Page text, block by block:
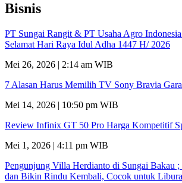
Bisnis
PT Sungai Rangit & PT Usaha Agro
Selamat Hari Raya Idul Adha 1447 H/ 2026
Mei 26, 2026 | 2:14 am WIB
7 Alasan Harus Memilih TV Sony Bravia
Mei 14, 2026 | 10:50 pm WIB
Review Infinix GT 50 Pro Harga Kompetitif
Mei 1, 2026 | 4:11 pm WIB
Pengunjung Villa Herdianto di Sungai Bakau ;
dan Bikin Rindu Kembali, Cocok untuk